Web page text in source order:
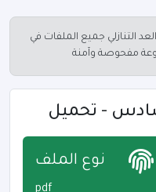
التنازلي جميع الملفات في
مفحوصة وآمنة
نوع الملف